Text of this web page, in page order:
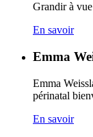
Grandir à
En savoir
Emma
Emma
périnatal
En savoir